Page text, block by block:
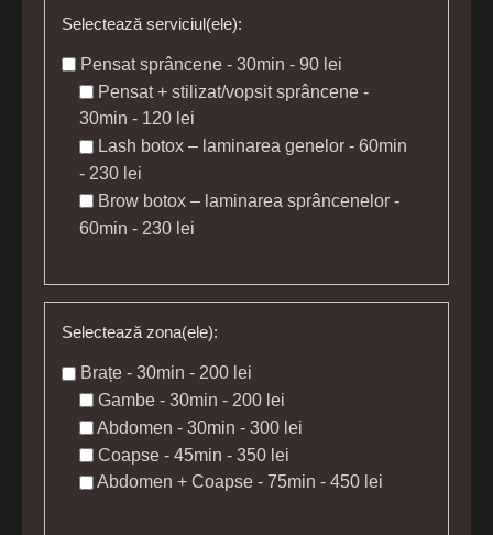
Selectează serviciul(ele):
Pensat sprâncene - 30min - 90 lei
Pensat + stilizat/vopsit sprâncene -
30min - 120 lei
Lash botox – laminarea genelor - 60min
- 230 lei
Brow botox – laminarea sprâncenelor -
60min - 230 lei
Selectează zona(ele):
Brațe - 30min - 200 lei
Gambe - 30min - 200 lei
Abdomen - 30min - 300 lei
Coapse - 45min - 350 lei
Abdomen + Coapse - 75min - 450 lei